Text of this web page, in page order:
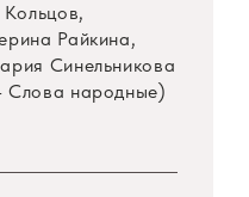
Райкина,
Синельникова
Слова народные)